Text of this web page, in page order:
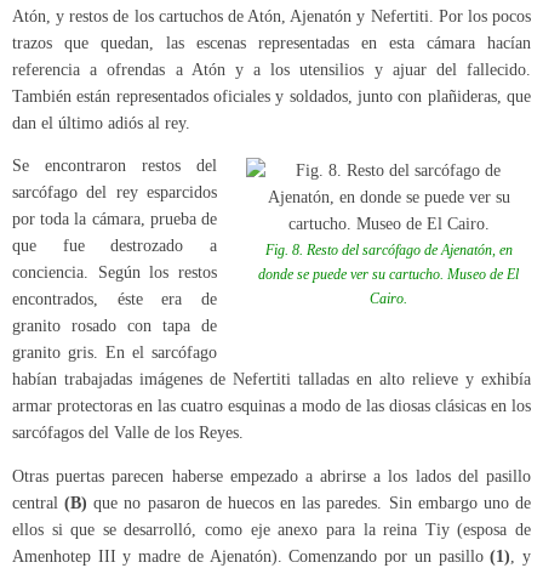
Atón, y restos de los cartuchos de Atón, Ajenatón y Nefertiti. Por los pocos
trazos que quedan, las escenas representadas en esta cámara hacían
referencia a ofrendas a Atón y a los utensilios y ajuar del fallecido.
También están representados oficiales y soldados, junto con plañideras, que
dan el último adiós al rey.
Fig. 8. Resto del sarcófago de Ajenatón, en
donde se puede ver su cartucho. Museo de El
Cairo.
Se encontraron restos del
sarcófago del rey esparcidos
por toda la cámara, prueba de
que fue destrozado a
conciencia. Según los restos
encontrados, éste era de
granito rosado con tapa de
granito gris. En el sarcófago
habían trabajadas imágenes de Nefertiti talladas en alto relieve y exhibía
armar protectoras en las cuatro esquinas a modo de las diosas clásicas en los
sarcófagos del Valle de los Reyes.
Otras puertas parecen haberse empezado a abrirse a los lados del pasillo
central(B) que no pasaron de huecos en las paredes. Sin embargo uno de
ellos si que se desarrolló, como eje anexo para la reina Tiy (esposa de
Amenhotep III y madre de Ajenatón). Comenzando por un pasillo(1) , y